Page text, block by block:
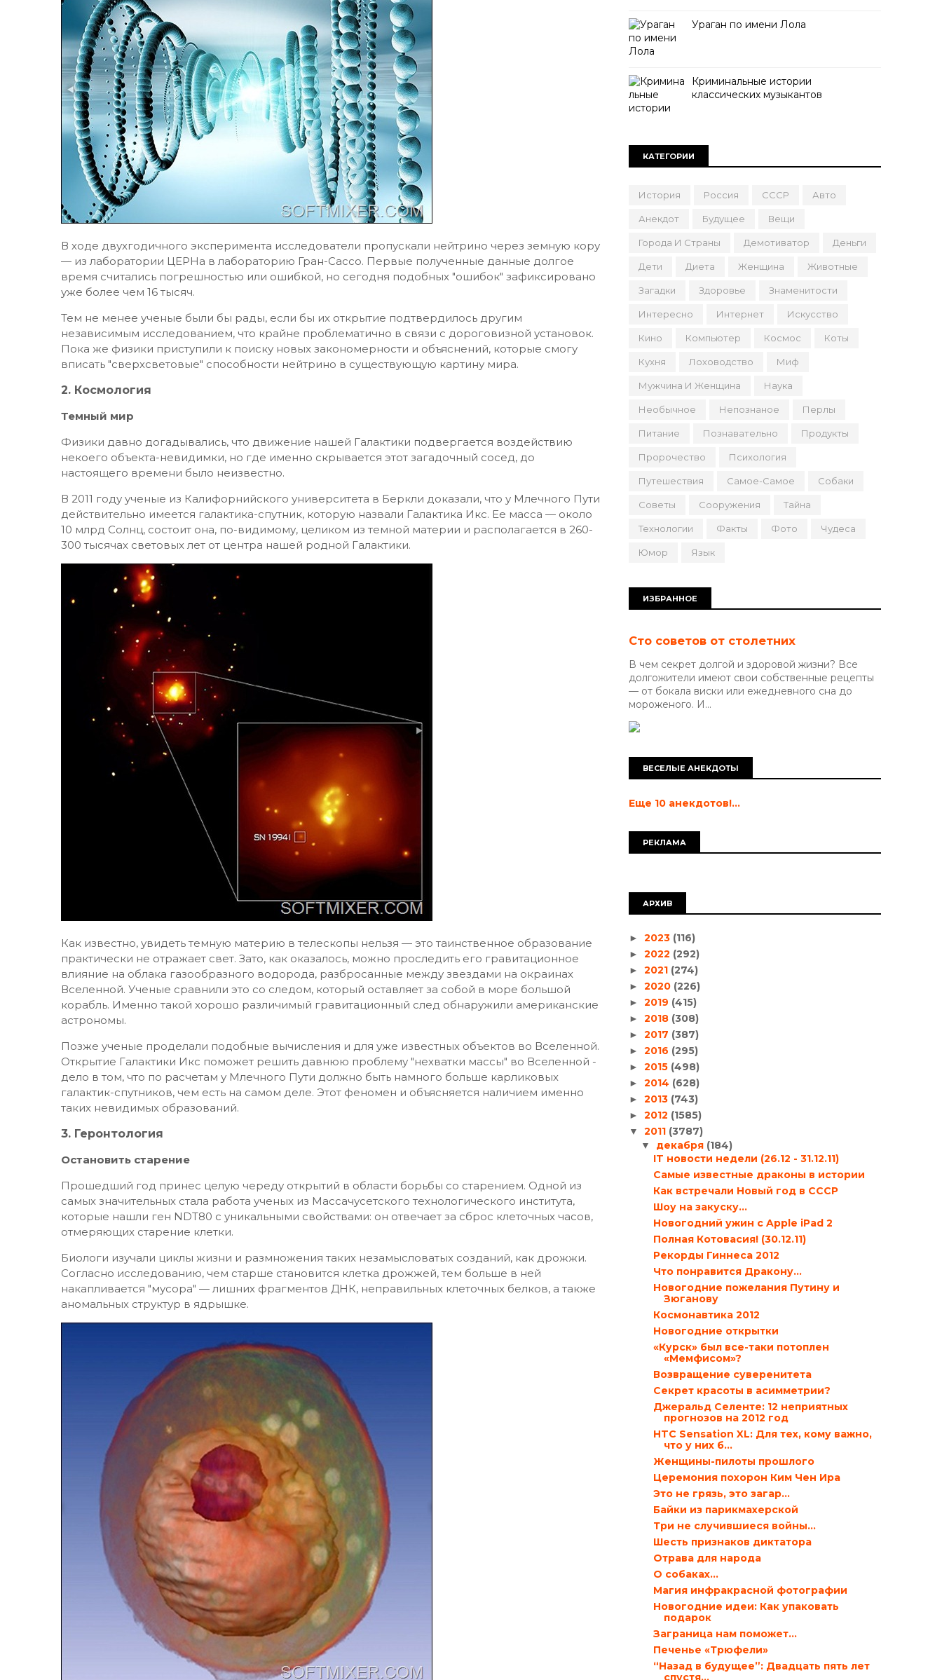
В ходе двухгодичного эксперимента исследователи пропускали нейтрино через земную кору
— из лаборатории ЦЕРНа в лабораторию Гран-Сассо. Первые полученные данные долгое
время считались погрешностью или ошибкой, но сегодня подобных "ошибок" зафиксировано
уже более чем 16 тысяч.
Тем не менее ученые были бы рады, если бы их открытие подтвердилось другим
независимым исследованием, что крайне проблематично в связи с дороговизной установок.
Пока же физики приступили к поиску новых закономерности и объяснений, которые смогу
вписать "сверхсветовые" способности нейтрино в существующую картину мира.
2. Космология
Темный мир
Физики давно догадывались, что движение нашей Галактики подвергается воздействию
некоего объекта-невидимки, но где именно скрывается этот загадочный сосед, до
настоящего времени было неизвестно.
В 2011 году ученые из Калифорнийского университета в Беркли доказали, что у Млечного Пути
действительно имеется галактика-спутник, которую назвали Галактика Икс. Ее масса — около
10 млрд Солнц, состоит она, по-видимому, целиком из темной материи и располагается в 260-
300 тысячах световых лет от центра нашей родной Галактики.
Как известно, увидеть темную материю в телескопы нельзя — это таинственное образование
практически не отражает свет. Зато, как оказалось, можно проследить его гравитационное
влияние на облака газообразного водорода, разбросанные между звездами на окраинах
Вселенной. Ученые сравнили это со следом, который оставляет за собой в море большой
корабль. Именно такой хорошо различимый гравитационный след обнаружили американские
астрономы.
Позже ученые проделали подобные вычисления и для уже известных объектов во Вселенной.
Открытие Галактики Икс поможет решить давнюю проблему "нехватки массы" во Вселенной -
дело в том, что по расчетам у Млечного Пути должно быть намного больше карликовых
галактик-спутников, чем есть на самом деле. Этот феномен и объясняется наличием именно
таких невидимых образований.
3. Геронтология
Остановить старение
Прошедший год принес целую череду открытий в области борьбы со старением. Одной из
самых значительных стала работа ученых из Массачусетского технологического института,
которые нашли ген NDT80 с уникальными свойствами: он отвечает за сброс клеточных часов,
отмеряющих старение клетки.
Биологи изучали циклы жизни и размножения таких незамысловатых созданий, как дрожжи.
Согласно исследованию, чем старше становится клетка дрожжей, тем больше в ней
накапливается "мусора" — лишних фрагментов ДНК, неправильных клеточных белков, а также
аномальных структур в ядрышке.
Ураган по имени Лола
Криминальные истории
классических музыкантов
КАТЕГОРИИ
История Россия СССР Авто
Анекдот Будущее Вещи
Города И Страны Демотиватор Деньги
Дети Диета Женщина Животные
Загадки Здоровье Знаменитости
Интересно Интернет Искусство
Кино Компьютер Космос Коты
Кухня Лоховодство Миф
Мужчина И Женщина Наука
Необычное Непознаное Перлы
Питание Познавательно Продукты
Пророчество Психология
Путешествия Самое-Самое Собаки
Советы Сооружения Тайна
Технологии Факты Фото Чудеса
Юмор Язык
ИЗБРАННОЕ
Сто советов от столетних
В чем секрет долгой и здоровой жизни? Все
долгожители имеют свои собственные рецепты
— от бокала виски или ежедневного сна до
мороженого. И...
ВЕСЕЛЫЕ АНЕКДОТЫ
Еще 10 анекдотов!...
РЕКЛАМА
АРХИВ
► 2023 (116)
► 2022 (292)
► 2021 (274)
► 2020 (226)
► 2019 (415)
► 2018 (308)
► 2017 (387)
► 2016 (295)
► 2015 (498)
► 2014 (628)
► 2013 (743)
► 2012 (1585)
▼ 2011 (3787)
▼ декабря (184)
IT новости недели (26.12 - 31.12.11)
Самые известные драконы в истории
Как встречали Новый год в СССР
Шоу на закуску…
Новогодний ужин с Apple iPad 2
Полная Котовасия! (30.12.11)
Рекорды Гиннеса 2012
Что понравится Дракону…
Новогодние пожелания Путину и
Зюганову
Космонавтика 2012
Новогодние открытки
«Курск» был все-таки потоплен
«Мемфисом»?
Возвращение суверенитета
Секрет красоты в асимметрии?
Джеральд Селенте: 12 неприятных
прогнозов на 2012 год
HTC Sensation XL: Для тех, кому важно,
что у них б...
Женщины-пилоты прошлого
Церемония похорон Ким Чен Ира
Это не грязь, это загар…
Байки из парикмахерской
Три не случившиеся войны…
Шесть признаков диктатора
Отрава для народа
О собаках…
Магия инфракрасной фотографии
Новогодние идеи: Как упаковать
подарок
Заграница нам поможет…
Печенье «Трюфели»
“Назад в будущее”: Двадцать пять лет
спустя…